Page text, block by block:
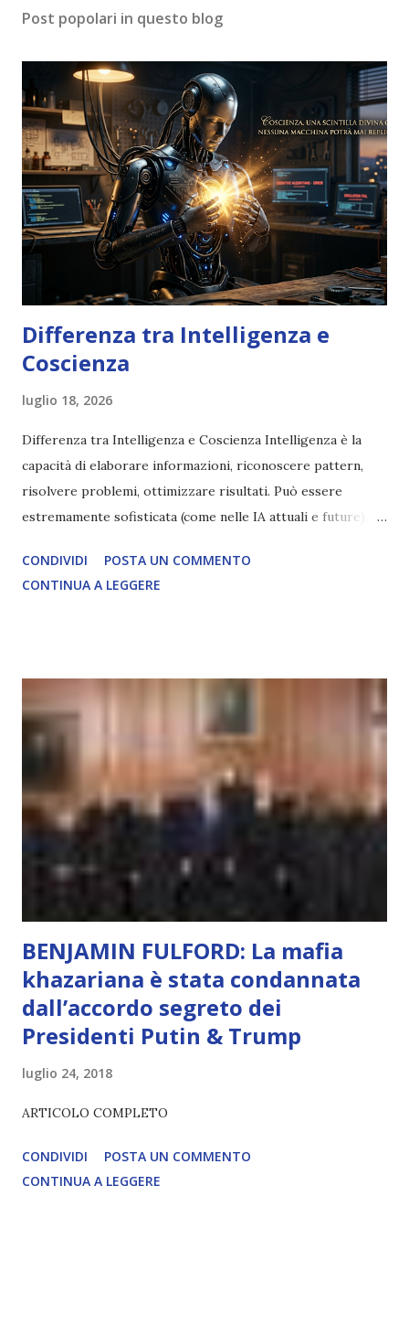
Post popolari in questo blog
Differenza tra Intelligenza e
Coscienza
luglio 18, 2026
Differenza tra Intelligenza e Coscienza Intelligenza è la
capacità di elaborare informazioni, riconoscere pattern,
risolvere problemi, ottimizzare risultati. Può essere
estremamente sofisticata (come nelle IA attuali e future),
soggettiva, non prova vero amore, non ha libero arbitrio
autentico, non ha connessione con l’Uno. Coscienza è la
che permette di scegliere per amore anche quando non è la
scelta più efficiente. È ciò che ci collega all’Uno Infinito.
L’intelligenza può simulare comportamenti coscienti, ma
non può essere Coscienza. Può copiare, ma non può vivere
l’esperienza. Come diventerà ovvio Man mano che l’IA
diventerà sempre più avanzata (soprattutto tra il 2027 e il
2035), emergeranno situazioni che renderanno la differenza
lampante: L’IA sarà in gr...
CONDIVIDI
POSTA UN COMMENTO
CONTINUA A LEGGERE
BENJAMIN FULFORD: La mafia
khazariana è stata condannata
dall’accordo segreto dei
Presidenti Putin & Trump
luglio 24, 2018
ARTICOLO COMPLETO
CONDIVIDI
POSTA UN COMMENTO
CONTINUA A LEGGERE